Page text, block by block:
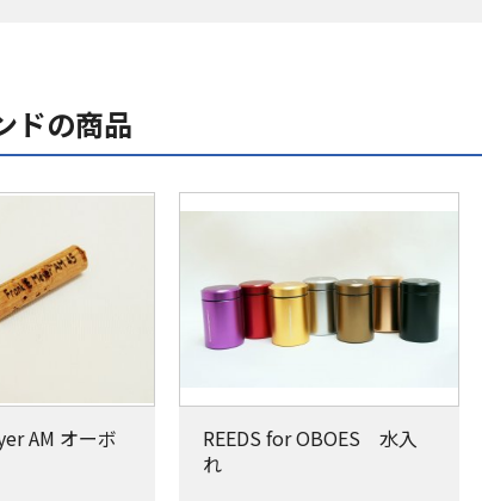
ドの商品
AM オーボ
REEDS for OBOES 水入
れ